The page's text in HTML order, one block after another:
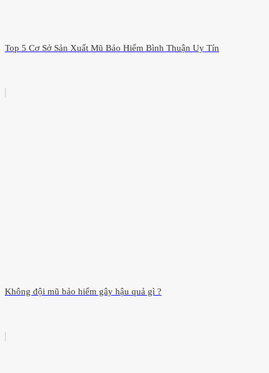
Top 5 Cơ Sở Sản Xuất Mũ Bảo Hiểm Bình Thuận Uy Tín
Không đội mũ bảo hiểm gây hậu quả gì ?